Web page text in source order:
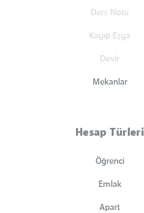
Ders Notu
Kayıp Eşya
Devir
Mekanlar
Hesap Türleri
Öğrenci
Emlak
Apart